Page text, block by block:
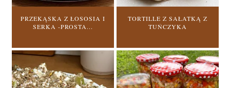
PRZEKĄSKA Z ŁOSOSIA I
SERKA -PROSTA...
TORTILLE Z SAŁATKĄ Z
TUŃCZYKA